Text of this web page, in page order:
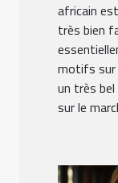
africain
très bien
motifs sur
un très bel
sur le